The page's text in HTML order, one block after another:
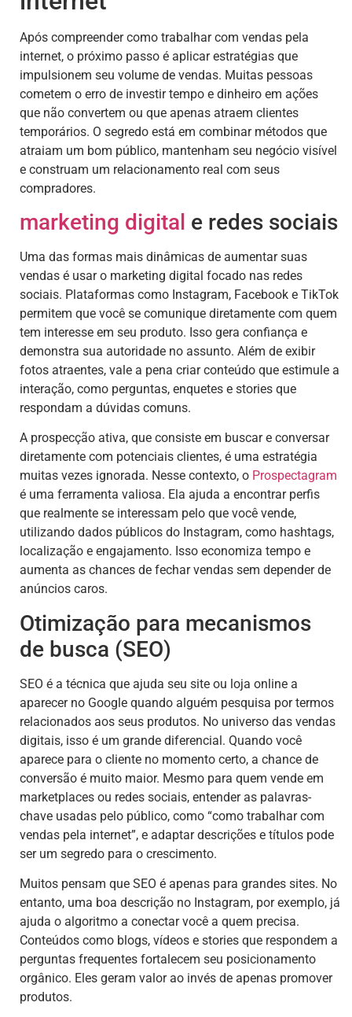
Após compreender como trabalhar com vendas pela
internet, o próximo passo é aplicar estratégias que
impulsionem seu volume de vendas. Muitas pessoas
cometem o erro de investir tempo e dinheiro em ações
que não convertem ou que apenas atraem clientes
temporários. O segredo está em combinar métodos que
atraiam um bom público, mantenham seu negócio visível
e construam um relacionamento real com seus
compradores.
marketing digital e redes sociais
Uma das formas mais dinâmicas de aumentar suas
vendas é usar o marketing digital focado nas redes
sociais. Plataformas como Instagram, Facebook e TikTok
permitem que você se comunique diretamente com quem
tem interesse em seu produto. Isso gera confiança e
demonstra sua autoridade no assunto. Além de exibir
fotos atraentes, vale a pena criar conteúdo que estimule a
interação, como perguntas, enquetes e stories que
respondam a dúvidas comuns.
A prospecção ativa, que consiste em buscar e conversar
diretamente com potenciais clientes, é uma estratégia
muitas vezes ignorada. Nesse contexto, o Prospectagram
é uma ferramenta valiosa. Ela ajuda a encontrar perfis
que realmente se interessam pelo que você vende,
utilizando dados públicos do Instagram, como hashtags,
localização e engajamento. Isso economiza tempo e
aumenta as chances de fechar vendas sem depender de
anúncios caros.
Otimização para mecanismos
de busca (SEO)
SEO é a técnica que ajuda seu site ou loja online a
aparecer no Google quando alguém pesquisa por termos
relacionados aos seus produtos. No universo das vendas
digitais, isso é um grande diferencial. Quando você
aparece para o cliente no momento certo, a chance de
conversão é muito maior. Mesmo para quem vende em
marketplaces ou redes sociais, entender as palavras-
chave usadas pelo público, como “como trabalhar com
vendas pela internet”, e adaptar descrições e títulos pode
ser um segredo para o crescimento.
Muitos pensam que SEO é apenas para grandes sites. No
entanto, uma boa descrição no Instagram, por exemplo, já
ajuda o algoritmo a conectar você a quem precisa.
Conteúdos como blogs, vídeos e stories que respondem a
perguntas frequentes fortalecem seu posicionamento
orgânico. Eles geram valor ao invés de apenas promover
produtos.